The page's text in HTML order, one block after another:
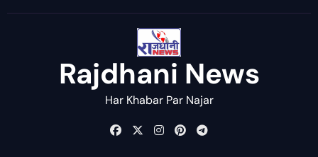
Rajdhani News
Har Khabar Par Najar